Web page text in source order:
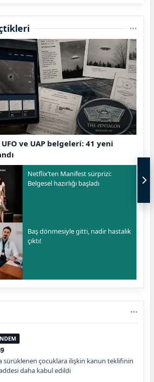
ve UAP belgeleri: 41 yeni
Netflix’ten Manifest sürprizi:
Belgesel hazırlığı başladı
Baş dönmesiyle gitti, nadir hastalık
çıktı!
sürüklenen çocuklara ilişkin kanun teklifinin
daha kabul edildi